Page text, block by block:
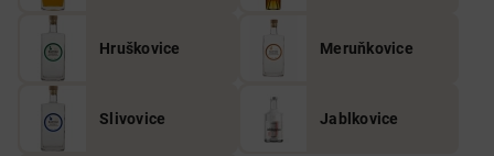
Hruškovice Meruňkovice
Slivovice Jablkovice